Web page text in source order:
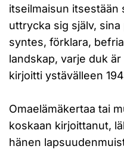
itseilmaisun itsestään
uttrycka sig själv,
syntes, förklara,
landskap, varje duk
kirjoitti ystävälleen
Omaelämäkertaa tai
koskaan kirjoittanut,
hänen